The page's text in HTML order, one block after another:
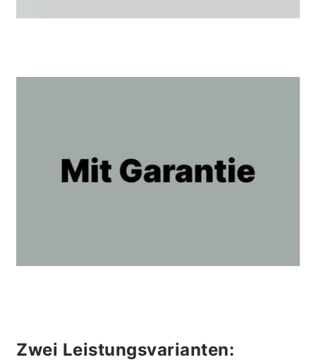
Zwei Leistungsvarianten: